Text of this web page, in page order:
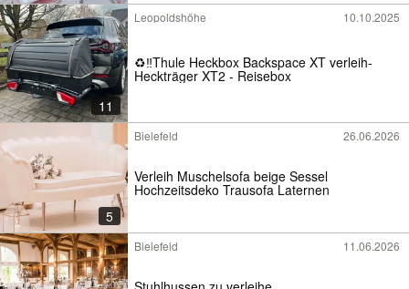
11
Leopoldshöhe 10.10.2025
♻️‼️Thule Heckbox Backspace XT verleih-
Heckträger XT2 - Reisebox
5
Bielefeld 26.06.2026
Verleih Muschelsofa beige Sessel
Hochzeitsdeko Trausofa Laternen
Bielefeld 11.06.2026